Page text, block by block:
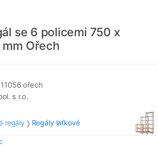
se 6 policemi 750 x
Ořech
11056 ořech
s r.o.
regály Regály laťkové